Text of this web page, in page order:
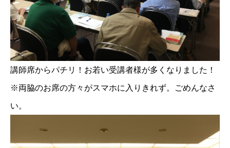
講師席からパチリ！お若い受講者様が多くなりました！
※両脇のお席の方々がスマホに入りきれず。ごめんなさ
い。